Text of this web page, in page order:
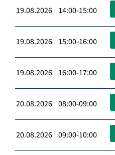
19.08.2026 14:00-15:00
19.08.2026 15:00-16:00
19.08.2026 16:00-17:00
20.08.2026 08:00-09:00
20.08.2026 09:00-10:00